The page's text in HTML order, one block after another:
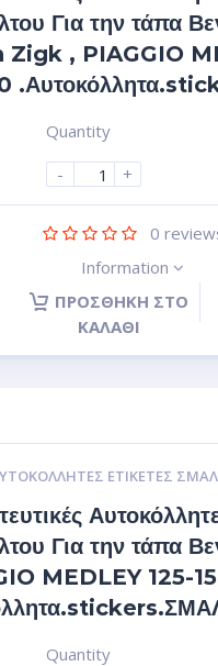
Για την τάπα
Zigk , PIAGGIO
Quantity
-
+
0
Information
ΠΡΟΣΘΉΚΗ ΣΤΟ
ΚΑΛΆΘΙ
ΕΤΙΚΈΤΕΣ
Για την τάπα
MEDLEY 125-
Quantity